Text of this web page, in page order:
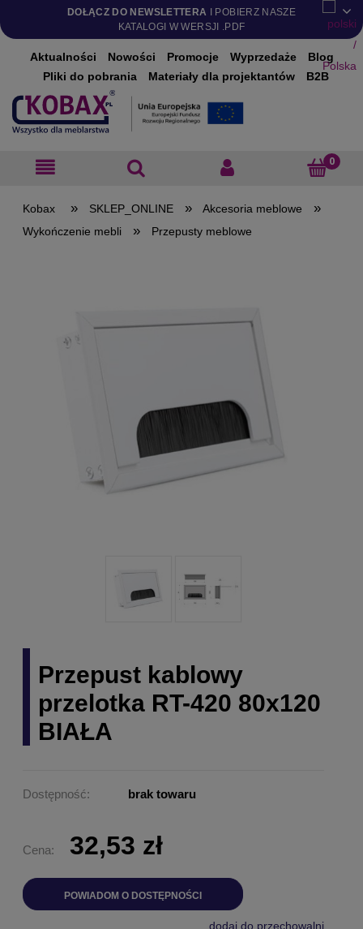
DOŁĄCZ DO NEWSLETTERA I POBIERZ NASZE
KATALOGI W WERSJI .PDF
Aktualności Nowości Promocje Wyprzedaże
Blog
Pliki do pobrania
Materiały dla projektantów B2B
» SKLEP_ONLINE » Akcesoria meblowe »
Wykończenie mebli » Przepusty meblowe
Przepust kablowy
przelotka RT-420 80x120
BIAŁA
Dostępność: brak towaru
Cena: 32,53 zł
POWIADOM O DOSTĘPNOŚCI
dodaj do przechowalni